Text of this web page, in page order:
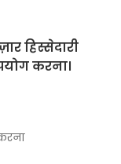
हिस्सेदारी
करना।